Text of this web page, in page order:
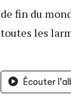
de fin du
toutes les
Écouter